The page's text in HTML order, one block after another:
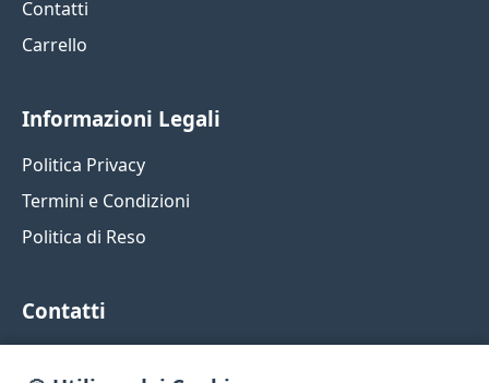
Contatti
Carrello
Informazioni Legali
Politica Privacy
Termini e Condizioni
Politica di Reso
Contatti